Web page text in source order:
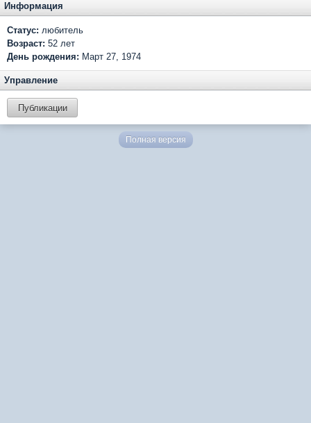
Информация
Статус: любитель
Возраст: 52 лет
День рождения: Март 27, 1974
Управление
Публикации
Полная версия